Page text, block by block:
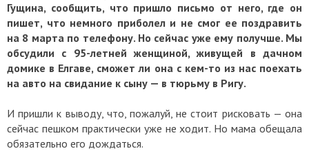
Гущина, сообщить, что пришло письмо от него, где он
пишет, что немного приболел и не смог ее поздравить
на 8 марта по телефону. Но сейчас уже ему получше. Мы
обсудили с 95-летней женщиной, живущей в дачном
домике в Елгаве, сможет ли она с кем-то из нас поехать
на авто на свидание к сыну — в тюрьму в Ригу.
И пришли к выводу, что, пожалуй, не стоит рисковать — она
сейчас пешком практически уже не ходит. Но мама обещала
обязательно его дождаться.